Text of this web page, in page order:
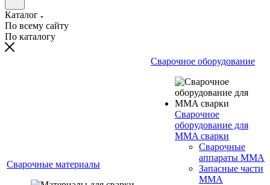
Каталог
По всему сайту
По каталогу
Сварочные материалы
Сварочное оборудование
Сварочное
оборудование для
MMA сварки
Сварочные
аппараты MMA
Запасные части
MMA